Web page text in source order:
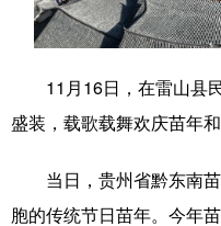
地方频道
北京 天津
浙江 安徽
11月16日，在雷山县民
盛装，载歌载舞欢庆苗年
当日，贵州省黔东南苗
胞的传统节日苗年。今年